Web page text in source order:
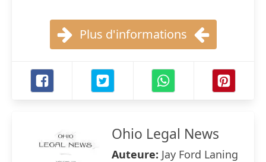
Plus d'informations
Ohio Legal News
Auteure: Jay Ford Laning